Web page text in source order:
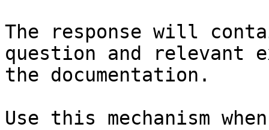
The response will
question and relevant
the documentation.
Use this mechanism